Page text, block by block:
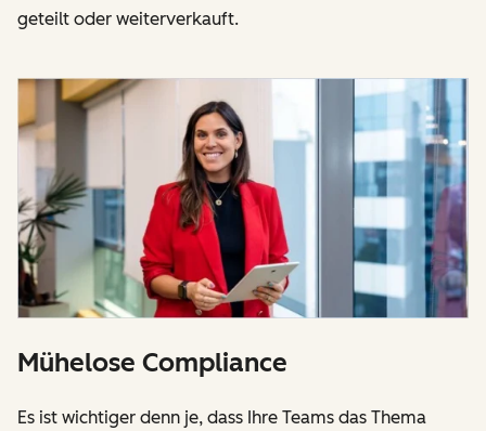
geteilt oder weiterverkauft.
Mühelose Compliance
Es ist wichtiger denn je, dass Ihre Teams das Thema